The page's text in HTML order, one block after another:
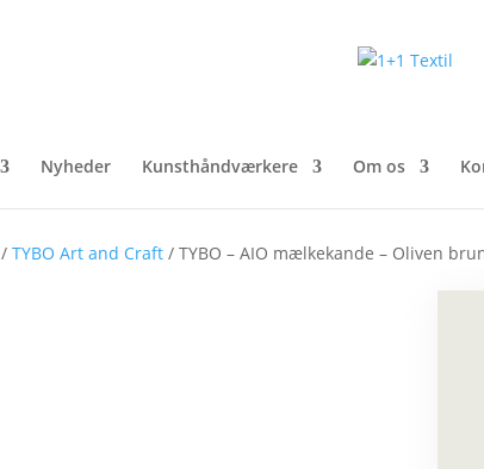
Nyheder Kunsthåndværkere Om os
/TYBO Art and Craft / TYBO – AIO mælkekande – Oliven